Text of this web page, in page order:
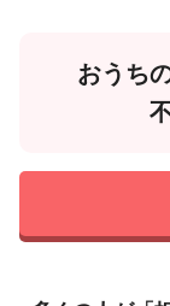
おうち